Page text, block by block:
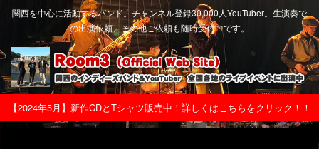
関西を中心に活動するバンド。チャンネル登録30,000人YouTuber。生演奏で
の出演依頼、その他ご依頼も随時受付中です。
【2024年5月】新作CDとTシャツ販売中！詳しくはこちらをクリック！！